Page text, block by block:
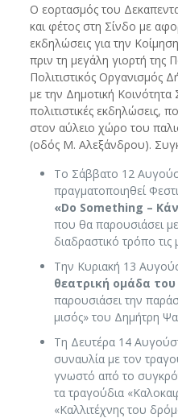
Ο εορτασμός του
και φέτος στη Σίνδο με
εκδηλώσεις για την
πριν τη μεγάλη γιορτή της
Πολιτιστικός Οργανισμός
με την Δημοτική
πολιτιστικές εκδηλώσεις,
στον αύλειο χώρο του
(οδός Μ. Αλεξάνδρου).
Το Σάββατο 12
πραγματοποιηθεί
«Do Something –
που θα παρουσιάσει
διαδραστικό τρόπο τις
Την Κυριακή 13
θεατρική ομάδα
παρουσιάσει την
μισός» του Δημήτρη
Τη Δευτέρα 14
συναυλία με τον
γνωστό από το
τα τραγούδια
«Καλλιτέχνης του